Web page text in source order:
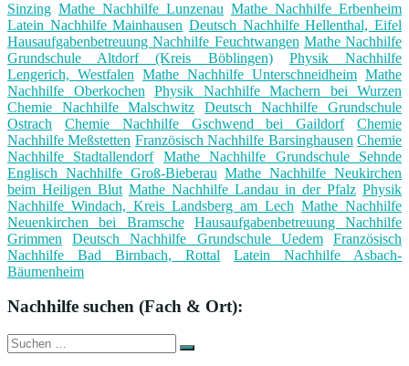
Sinzing Mathe Nachhilfe Lunzenau Mathe Nachhilfe Erbenheim
Latein Nachhilfe Mainhausen Deutsch Nachhilfe Hellenthal, Eifel
Hausaufgabenbetreuung Nachhilfe Feuchtwangen Mathe Nachhilfe
Grundschule Altdorf (Kreis Böblingen)
Physik Nachhilfe
Lengerich, Westfalen Mathe Nachhilfe Unterschneidheim Mathe
Nachhilfe Oberkochen
Physik Nachhilfe Machern bei Wurzen
Chemie Nachhilfe Malschwitz
Deutsch Nachhilfe Grundschule
Ostrach
Chemie Nachhilfe Gschwend bei Gaildorf
Chemie
Nachhilfe Meßstetten Französisch Nachhilfe Barsinghausen Chemie
Nachhilfe Stadtallendorf
Mathe Nachhilfe Grundschule Sehnde
Englisch Nachhilfe Groß-Bieberau Mathe Nachhilfe Neukirchen
beim Heiligen Blut Mathe Nachhilfe Landau in der Pfalz Physik
Nachhilfe Windach, Kreis Landsberg am Lech Mathe Nachhilfe
Neuenkirchen bei Bramsche
Hausaufgabenbetreuung Nachhilfe
Grimmen
Deutsch Nachhilfe Grundschule Uedem
Französisch
Nachhilfe Bad Birnbach, Rottal
Latein Nachhilfe Asbach-
Bäumenheim
Nachhilfe suchen (Fach & Ort):
Suche
nach:
Suchen